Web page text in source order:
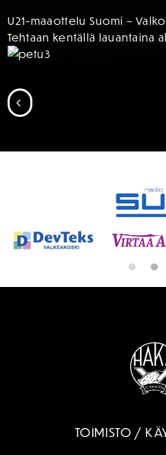
U21-maaottelu Suomi –
Tehtaan kentällä lauantaina
SIIRRY EDELLISEEN
TOIMISTO /